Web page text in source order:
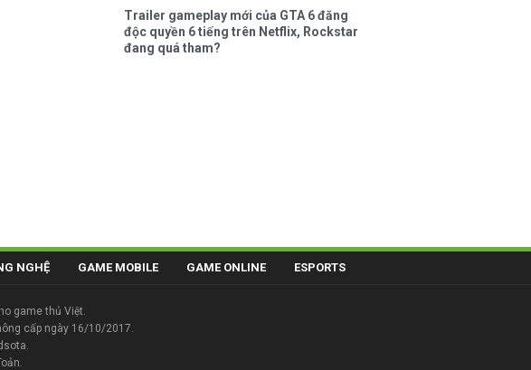
Trailer gameplay mới của GTA 6 đăng
độc quyền 6 tiếng trên Netflix, Rockstar
đang quá tham?
NGHỆ GAME MOBILE GAME ONLINE ESPORTS
game thủ Việt.
cấp ngày 16/10/2017.